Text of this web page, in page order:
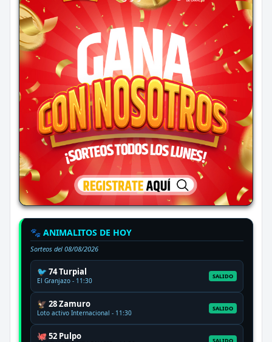
🐾 ANIMALITOS DE HOY
Sorteos del 08/08/2026
🐦 74 Turpial
El Granjazo - 11:30
SALIDO
🦅 28 Zamuro
Loto activo Internacional - 11:30
SALIDO
🐙 52 Pulpo